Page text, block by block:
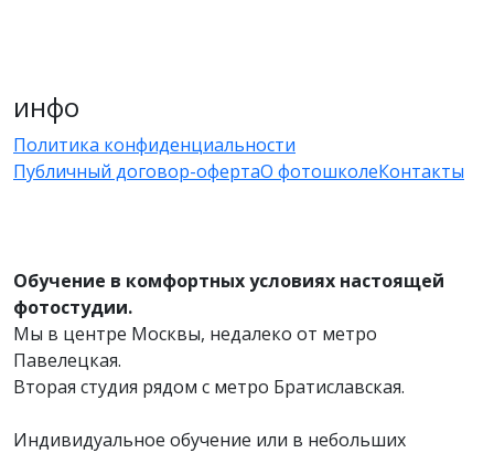
инфо
Политика конфиденциальности
Публичный договор-офертаО фотошколеКонтакты
Обучение в комфортных условиях настоящей
фотостудии.
Мы в центре Москвы, недалеко от метро
Павелецкая.
Вторая студия рядом с метро Братиславская.
Индивидуальное обучение или в небольших